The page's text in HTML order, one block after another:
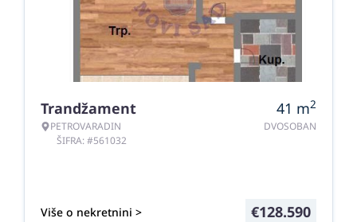
Trandžament
PETROVARADIN
ŠIFRA: #561032
41 m2
DVOSOBAN
Više o nekretnini > €128.590